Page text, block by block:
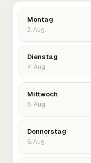
Montag
3. Aug.
Dienstag
4. Aug.
Mittwoch
5. Aug.
Donnerstag
6. Aug.